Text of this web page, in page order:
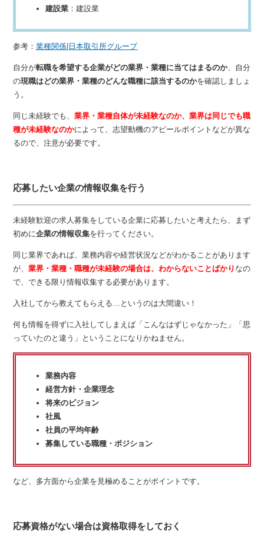
建設業 ：建設業
参考：業種関係|日本取引所グループ
自分が転職を希望する企業がどの業界・業種に当てはまるのか、自分
の現職はどの業界・業種のどんな職種に該当するのかを確認しましょ
う。
同じ未経験でも、業界・業種自体が未経験なのか、業界は同じでも職
種が未経験なのかによって、志望動機のアピールポイントなどが異な
るので、注意が必要です。
応募したい企業の情報収集を行う
未経験歓迎の求人募集をしている企業に応募したいと考えたら、まず
初めに企業の情報収集を行ってください。
同じ業界であれば、業務内容や経営状況などがわかることがあります
が、業界・業種・職種が未経験の場合は、わからないことばかり なの
で、できる限り情報収集する必要があります。
入社してから教えてもらえる…というのは大間違い！
何も情報を得ずに入社してしまえば「こんなはずじゃなかった」「思
っていたのと違う」ということになりかねません。
業務内容
経営方針・企業理念
将来のビジョン
社風
社員の平均年齢
募集している職種・ポジション
など、多方面から企業を見極めることがポイントです。
応募資格がない場合は資格取得をしておく